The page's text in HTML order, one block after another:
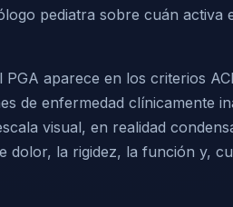
pediatra sobre cuán activa
aparece en los criterios
de enfermedad clínicamente
visual, en realidad
dolor, la rigidez, la función y,